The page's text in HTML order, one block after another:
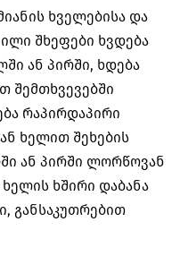
ხველებისა და
შხეფები ხვდება
ან პირში, ხდება
შემთხვევებში
რაპირდაპირი
ხელით შეხების
ან პირში ლორწოვან
ხშირი დაბანა
განსაკუთრებით